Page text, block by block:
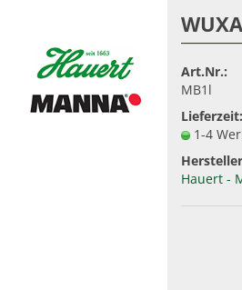
Passwort
Art.Nr.:
MB1l
Lieferzeit:
1-4
Hauert -